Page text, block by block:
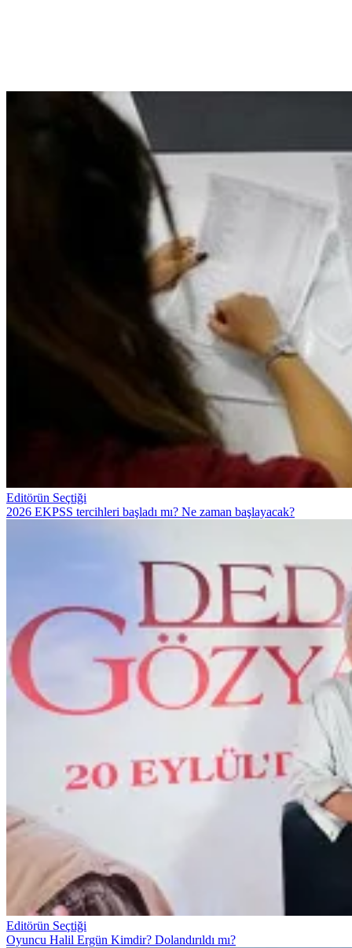
Editörün Seçtiği
2026 EKPSS tercihleri başladı mı? Ne zaman başlayacak?
Editörün Seçtiği
Oyuncu Halil Ergün Kimdir? Dolandırıldı mı?